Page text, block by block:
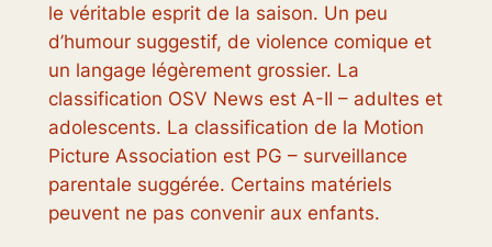
le véritable esprit de la saison. Un peu
d’humour suggestif, de violence comique et
un langage légèrement grossier. La
classification OSV News est A-II – adultes et
adolescents. La classification de la Motion
Picture Association est PG – surveillance
parentale suggérée. Certains matériels
peuvent ne pas convenir aux enfants.